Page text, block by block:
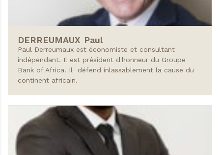
DERREUMAUX Paul
Paul Derreumaux est économiste et consultant
indépendant. Il est président d'honneur du Groupe
Bank of Africa. Il défend inlassablement la cause du
continent africain.